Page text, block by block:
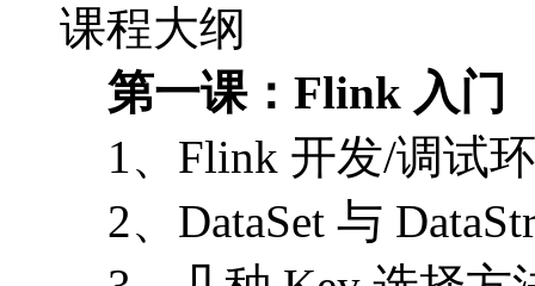
课程大纲
第一课：Flink 入门
1、Flink 开发/调试
2、DataSet 与